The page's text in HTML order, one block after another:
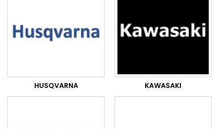
HUSQVARNA KAWASAKI